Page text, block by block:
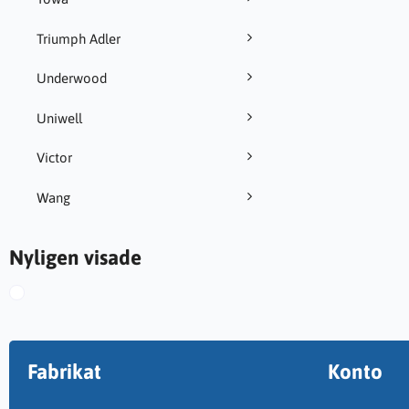
Triumph Adler
Underwood
Uniwell
Victor
Wang
Nyligen visade
Fabrikat Konto